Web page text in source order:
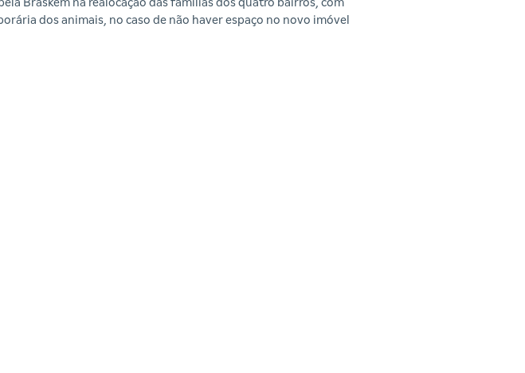
Braskem na realocação das famílias dos quatro bairros, com
dos animais, no caso de não haver espaço no novo imóvel